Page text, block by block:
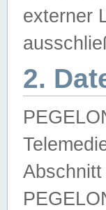
externer
2.